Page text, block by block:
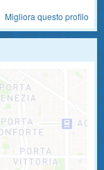
Migliora questo profilo